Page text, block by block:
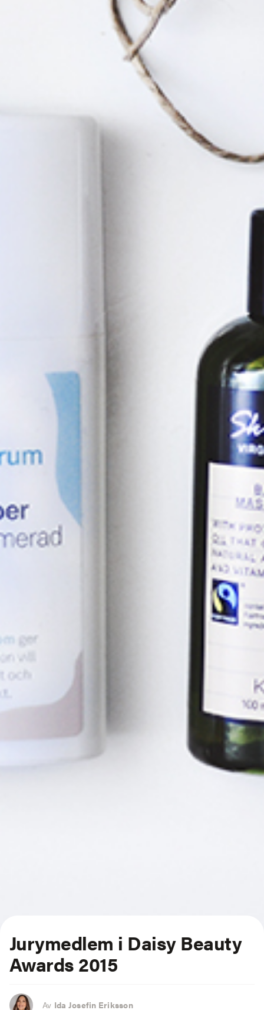
Jurymedlem i Daisy Beauty
Awards 2015
Av Ida Josefin Eriksson